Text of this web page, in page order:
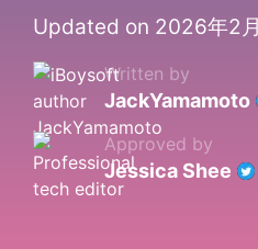
Updated on 2026年2
Written by
JackYamamoto
Approved by
Jessica Shee